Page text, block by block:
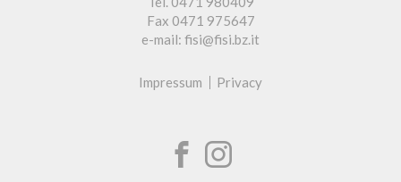
Fax 0471 975647
e-mail: fisi@fisi.bz.it
Impressum Privacy